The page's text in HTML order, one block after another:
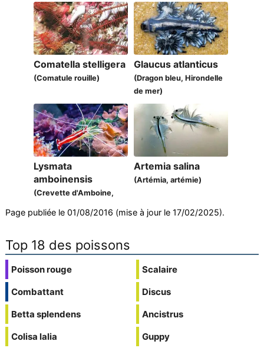
Comatella stelligera
(Comatule rouille)
Glaucus atlanticus
(Dragon bleu, Hirondelle
de mer)
Lysmata
amboinensis
(Crevette d'Amboine,
Artemia salina
(Artémia, artémie)
Page publiée le 01/08/2016 (mise à jour le 17/02/2025).
Top 18 des poissons
Poisson rouge
Combattant
Betta splendens
Colisa lalia
Scalaire
Discus
Ancistrus
Guppy